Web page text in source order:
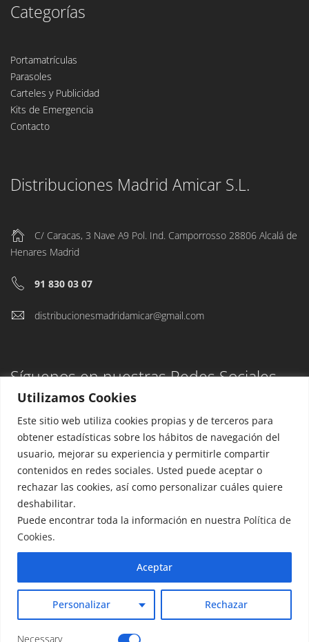
Utilizamos Cookies
Este sitio web utiliza cookies propias y de terceros para
obtener estadísticas sobre los hábitos de navegación del
usuario, mejorar su experiencia y permitirle compartir
contenidos en redes sociales. Usted puede aceptar o
rechazar las cookies, así como personalizar cuáles quiere
deshabilitar.
Puede encontrar toda la información en nuestra Política de
Cookies.
Personalizar Rechazar
Aceptar
Necessary
Categorías
Portamatrículas
Parasoles
Carteles y Publicidad
Kits de Emergencia
Contacto
Distribuciones Madrid Amicar S.L.
C/ Caracas, 3 Nave A9 Pol. Ind. Camporrosso 28806 Alcalá de
Henares Madrid
91 830 03 07
distribucionesmadridamicar@gmail.com
Síguenos en nuestras Redes Sociales
Aviso Legal
Política de privacidad
Copyright 2026. Todos los derechos reservados.
Confecar